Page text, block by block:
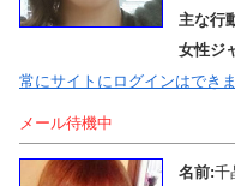
主な行
女性ジ
常にサイトにログインはできま
メール待機中
名前:千